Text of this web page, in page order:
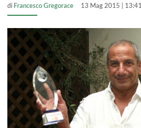
di Francesco Gregorace 13 Mag 2015 | 13:41